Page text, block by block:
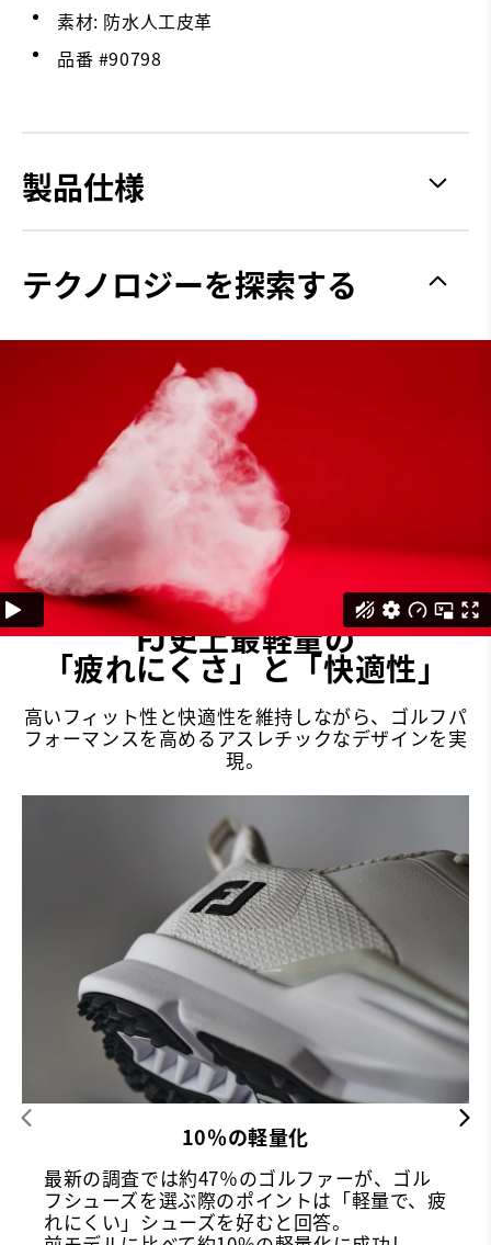
素材: 防水人工皮革
品番 #90798
製品仕様
安定性
テクノロジーを探索する
FJ史上最軽量の
「疲れにくさ」と「快適性」
高いフィット性と快適性を維持しながら、ゴルフパ
フォーマンスを高めるアスレチックなデザインを実
現。
10％の軽量化
最新の調査では約47％のゴルファーが、ゴル
フシューズを選ぶ際のポイントは「軽量で、疲
れにくい」シューズを好むと回答。